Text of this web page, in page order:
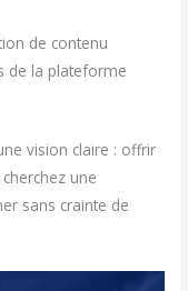
de contenu
de la plateforme
vision claire : offrir
une
sans crainte de